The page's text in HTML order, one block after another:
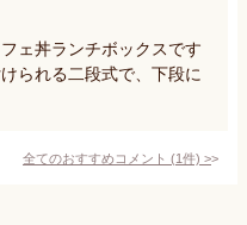
ェ丼ランチボックスです
られる二段式で、下段に
全てのおすすめコメント (1件) >